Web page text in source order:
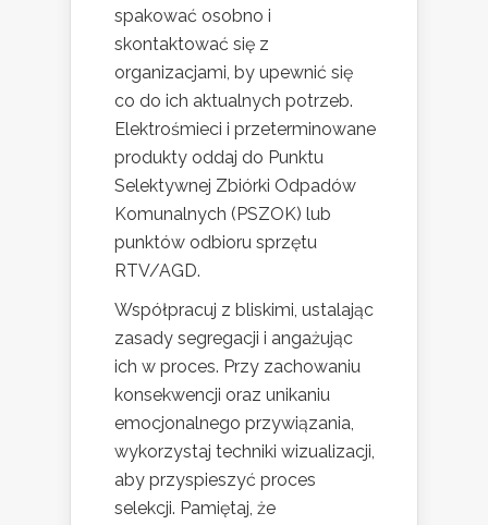
spakować osobno i
skontaktować się z
organizacjami, by upewnić się
co do ich aktualnych potrzeb.
Elektrośmieci i przeterminowane
produkty oddaj do Punktu
Selektywnej Zbiórki Odpadów
Komunalnych (PSZOK) lub
punktów odbioru sprzętu
RTV/AGD.
Współpracuj z bliskimi, ustalając
zasady segregacji i angażując
ich w proces. Przy zachowaniu
konsekwencji oraz unikaniu
emocjonalnego przywiązania,
wykorzystaj techniki wizualizacji,
aby przyspieszyć proces
selekcji. Pamiętaj, że